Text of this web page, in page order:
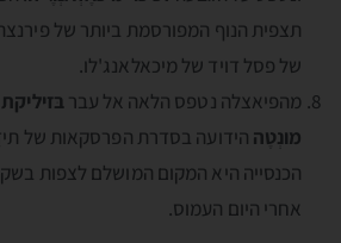
תצפית הנוף המפורסמת ביותר של
של פסל דויד של מיכאלאנג'לו.
מהפיאצלה נטפס הלאה אל עבר
מונְטֶה הידועה בסדרת הפרסקאות של
הכנסייה היא המקום המושלם לצפות
אחרי היום העמוס.